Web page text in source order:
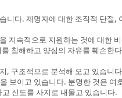
니다. 제명자에 대한 조직적 단절,
지속적으로 지원하는 것에 대한
침해하고 양심의 자유를 훼손한
, 구조적으로 분석해 오고 있습니
보이고 있습니다. 분명한 것은 여
신도를 사지로 내몰고 있습니다.